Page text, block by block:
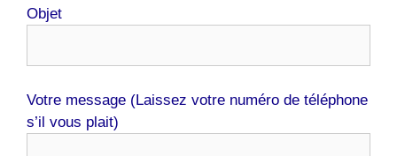
Objet
Votre message (Laissez votre numéro de téléphone
s’il vous plait)